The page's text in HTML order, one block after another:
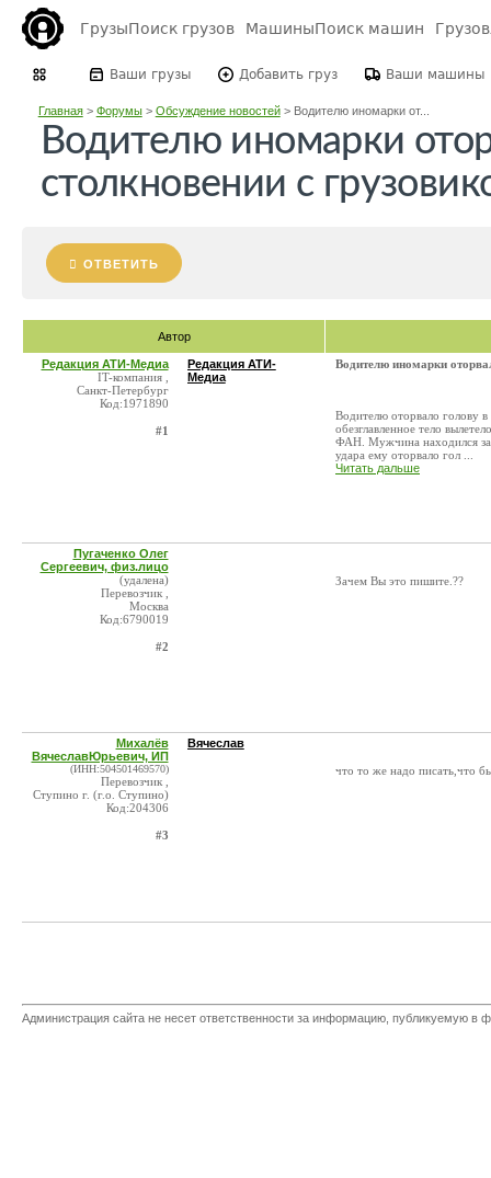
ГрузыПоиск грузов МашиныПоиск машин
Ваши грузы Добавить груз Ваши машины
Главная> Форумы> Обсуждение новостей> Водителю иномарки от...
Водителю иномарки
столкновении с
ОТВЕТИТЬ
Автор
Редакция АТИ-Медиа
IT-компания ,
Санкт-Петербург
Код:1971890
#1
Редакция АТИ-
Медиа
Водителю иномарки
Водителю оторвало голову
обезглавленное тело
ФАН. Мужчина находился за
удара ему оторвало гол ...
Читать дальше
Пугаченко Олег
Сергеевич, физ.лицо
(удалена)
Перевозчик ,
Москва
Код:6790019
#2
Зачем Вы это пишите.??
Михалёв
ВячеславЮрьевич, ИП
(ИНН:504501469570)
Перевозчик ,
Ступино г. (г.о. Ступино)
Код:204306
#3
Вячеслав
что то же надо писать,что
Администрация сайта не несет ответственности за информацию, публикуемую